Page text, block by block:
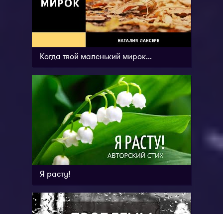
Когда твой маленький мирок...
Я расту!